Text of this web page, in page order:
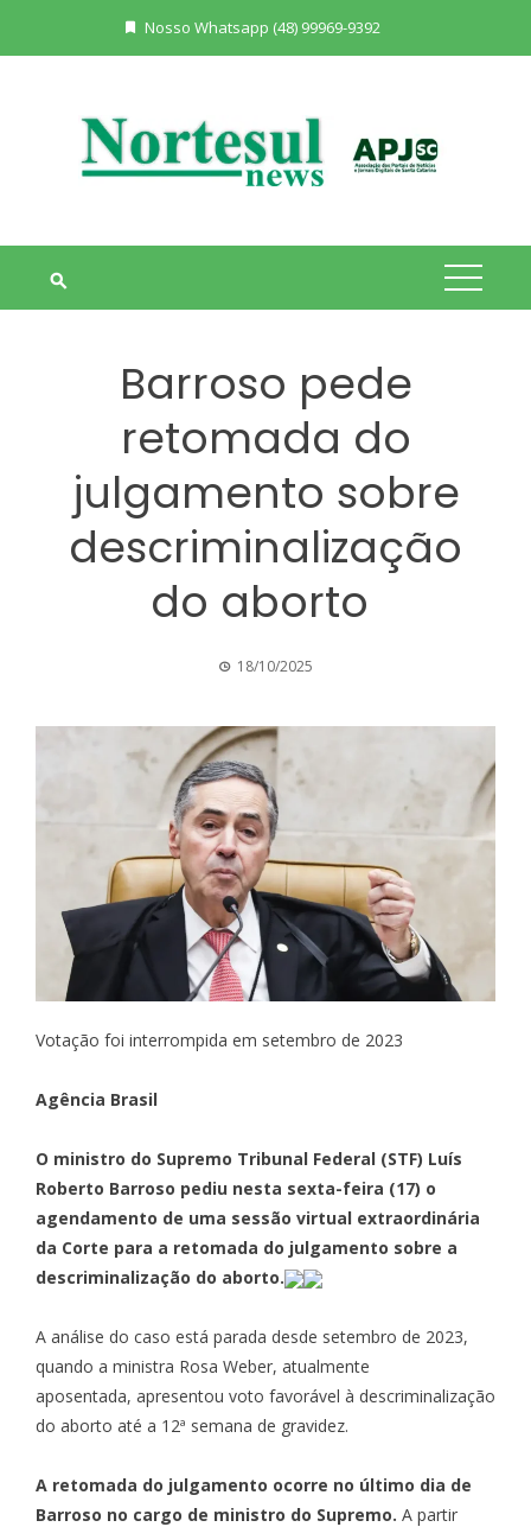
Nosso Whatsapp (48) 99969-9392
Barroso pede
retomada do
julgamento sobre
descriminalização
do aborto
18/10/2025
Votação foi interrompida em setembro de 2023
Agência Brasil
O ministro do Supremo Tribunal Federal (STF) Luís
Roberto Barroso pediu nesta sexta-feira (17) o
agendamento de uma sessão virtual extraordinária
da Corte para a retomada do julgamento sobre a
descriminalização do aborto.
A análise do caso está parada desde setembro de 2023,
quando a ministra Rosa Weber, atualmente
aposentada, apresentou voto favorável à descriminalização
do aborto até a 12ª semana de gravidez.
A retomada do julgamento ocorre no último dia de
Barroso no cargo de ministro do Supremo. A partir